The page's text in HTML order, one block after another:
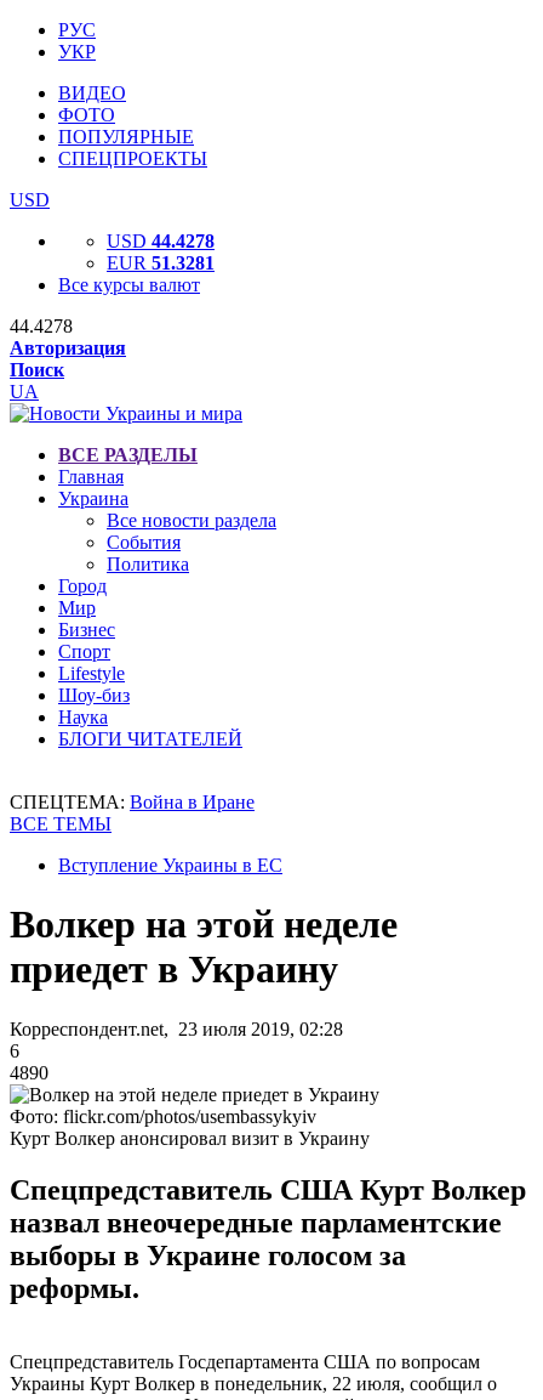
РУС
УКР
ВИДЕО
ФОТО
ПОПУЛЯРНЫЕ
СПЕЦПРОЕКТЫ
USD
USD 44.4278
EUR 51.3281
Все курсы валют
44.4278
Авторизация
Поиск
UA
ВСЕ РАЗДЕЛЫ
Главная
Украина
Все новости раздела
События
Политика
Город
Мир
Бизнес
Спорт
Lifestyle
Шоу-биз
Наука
БЛОГИ ЧИТАТЕЛЕЙ
СПЕЦТЕМА: Война в Иране
ВСЕ ТЕМЫ
Вступление Украины в ЕС
Волкер на этой неделе
приедет в Украину
Корреспондент.net, 23 июля 2019, 02:28
6
4890
Фото: flickr.com/photos/usembassykyiv
Курт Волкер анонсировал визит в Украину
Спецпредставитель США Курт Волкер
назвал внеочередные парламентские
выборы в Украине голосом за
реформы.
Спецпредставитель Госдепартамента США по вопросам
Украины Курт Волкер в понедельник, 22 июля, сообщил о